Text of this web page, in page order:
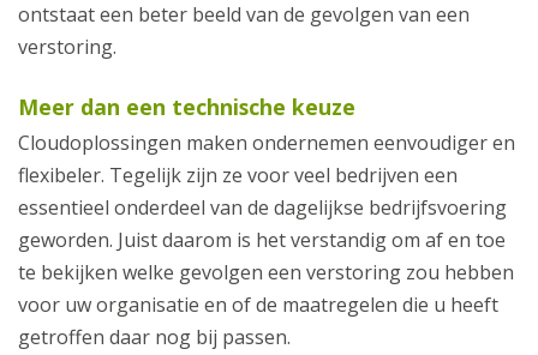
ontstaat een beter beeld van de gevolgen van een
verstoring.
Meer dan een technische keuze
Cloudoplossingen maken ondernemen eenvoudiger en
flexibeler. Tegelijk zijn ze voor veel bedrijven een
essentieel onderdeel van de dagelijkse bedrijfsvoering
geworden. Juist daarom is het verstandig om af en toe
te bekijken welke gevolgen een verstoring zou hebben
voor uw organisatie en of de maatregelen die u heeft
getroffen daar nog bij passen.